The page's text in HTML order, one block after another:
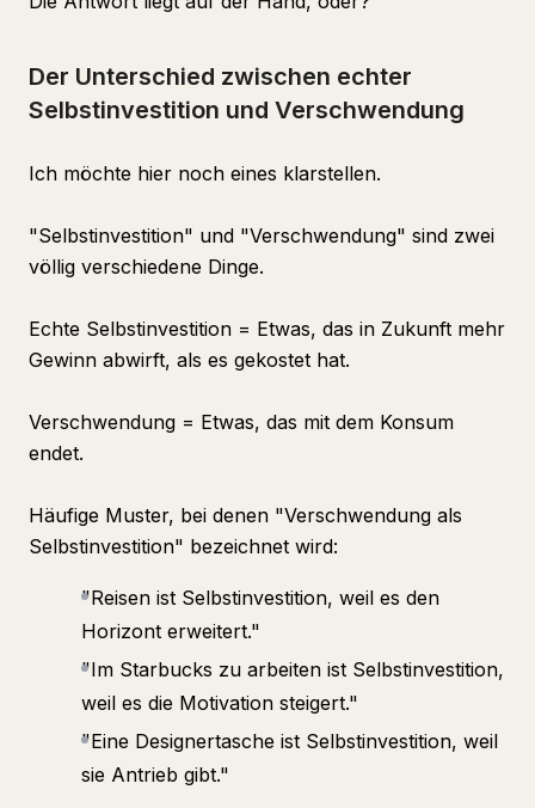
Der Unterschied zwischen echter
Selbstinvestition und Verschwendung
Ich möchte hier noch eines klarstellen.
"Selbstinvestition" und "Verschwendung" sind zwei
völlig verschiedene Dinge.
Echte Selbstinvestition = Etwas, das in Zukunft mehr
Gewinn abwirft, als es gekostet hat.
Verschwendung = Etwas, das mit dem Konsum
endet.
Häufige Muster, bei denen "Verschwendung als
Selbstinvestition" bezeichnet wird:
"Reisen ist Selbstinvestition, weil es den
Horizont erweitert."
"Im Starbucks zu arbeiten ist Selbstinvestition,
weil es die Motivation steigert."
"Eine Designertasche ist Selbstinvestition, weil
sie Antrieb gibt."